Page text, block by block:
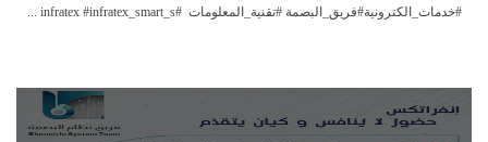
#خدمات_الكترونية#فريق_البصمة #تقنية_المعلومات #infratex #infratex_smart_s ...